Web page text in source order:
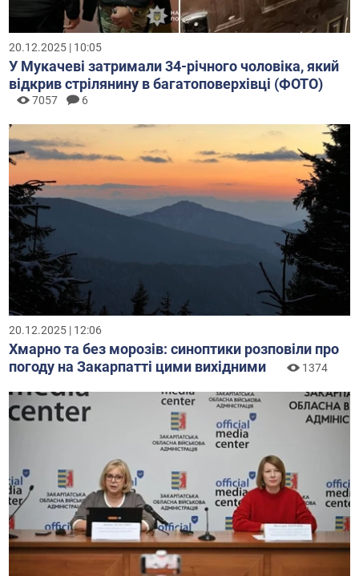
20.12.2025 | 10:05
У Мукачеві затримали 34-річного чоловіка, який
відкрив стрілянину в багатоповерхівці (ФОТО)
7057 6
20.12.2025 | 12:06
Хмарно та без морозів: синоптики розповіли про
погоду на Закарпатті цими вихідними
1374